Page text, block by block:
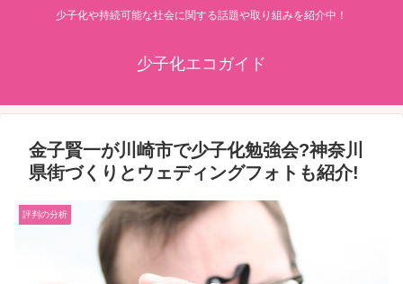
少子化や持続可能な社会に関する話題や取り組みを紹介中！
少子化エコガイド
金子賢一が川崎市で少子化勉強会?神奈川
県街づくりとウェディングフォトも紹介!
評判の分析